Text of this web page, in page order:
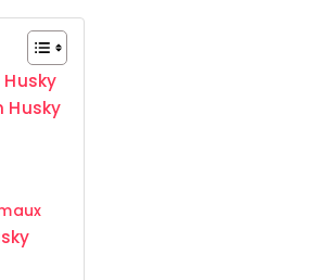
Husky